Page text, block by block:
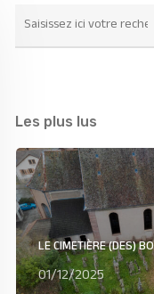
Les plus lus
LE CIMETIÈRE (DES)
01/12/2025